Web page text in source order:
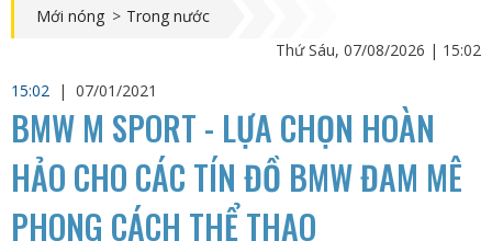
Mới nóng > Trong nước
Thứ Sáu, 07/08/2026 | 15:02
15:02 | 07/01/2021
BMW M SPORT - LỰA CHỌN HOÀN
HẢO CHO CÁC TÍN ĐỒ BMW ĐAM MÊ
PHONG CÁCH THỂ THAO